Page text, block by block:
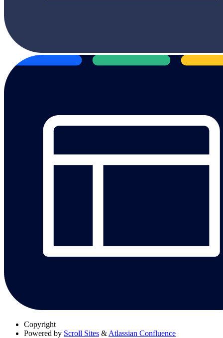
Copyright
Powered by Scroll Sites & Atlassian Confluence